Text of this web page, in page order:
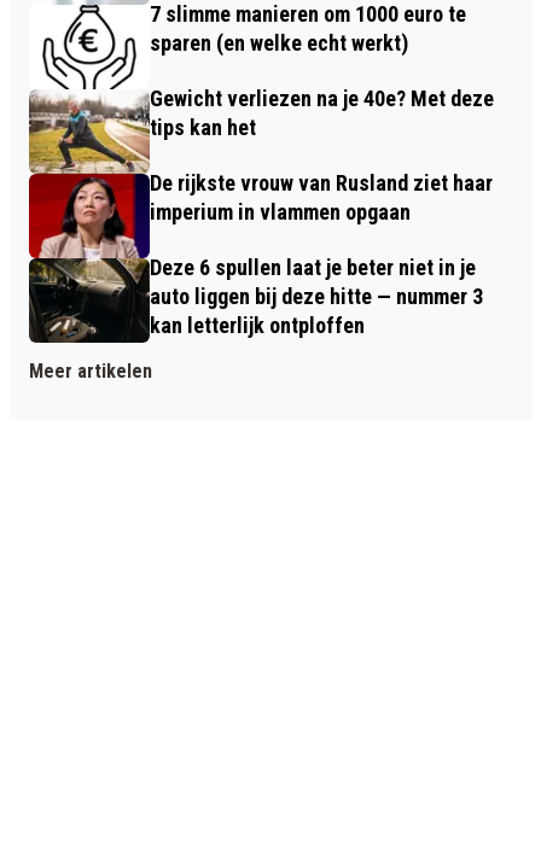
7 slimme manieren om 1000 euro te
sparen (en welke echt werkt)
Gewicht verliezen na je 40e? Met deze
tips kan het
De rijkste vrouw van Rusland ziet haar
imperium in vlammen opgaan
Deze 6 spullen laat je beter niet in je
auto liggen bij deze hitte — nummer 3
kan letterlijk ontploffen
Meer artikelen